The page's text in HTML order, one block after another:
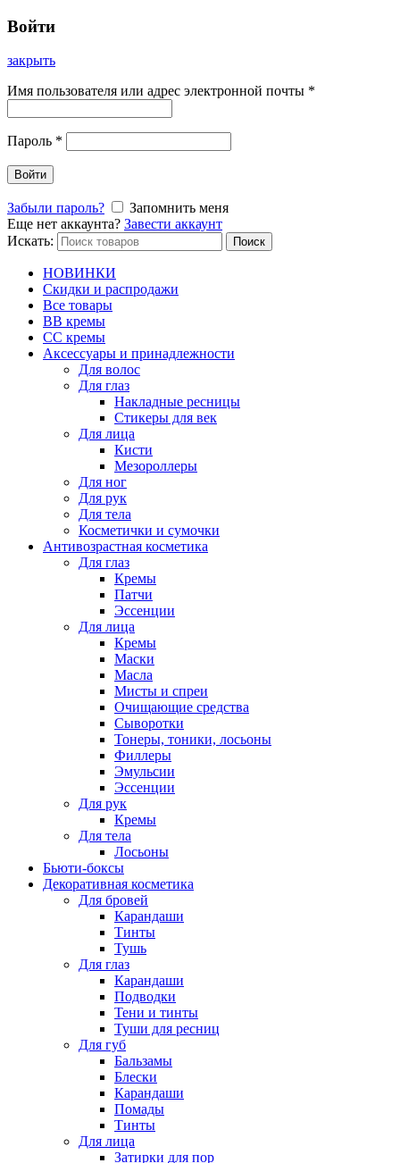
Войти
закрыть
Имя пользователя или адрес электронной почты *
Пароль *
Войти
Забыли пароль?
Запомнить меня
Еще нет аккаунта? Завести аккаунт
Искать:
Поиск
НОВИНКИ
Скидки и распродажи
Все товары
BB кремы
CC кремы
Аксессуары и принадлежности
Для волос
Для глаз
Накладные ресницы
Стикеры для век
Для лица
Кисти
Мезороллеры
Для ног
Для рук
Для тела
Косметички и сумочки
Антивозрастная косметика
Для глаз
Кремы
Патчи
Эссенции
Для лица
Кремы
Маски
Масла
Мисты и спреи
Очищающие средства
Сыворотки
Тонеры, тоники, лосьоны
Филлеры
Эмульсии
Эссенции
Для рук
Кремы
Для тела
Лосьоны
Бьюти-боксы
Декоративная косметика
Для бровей
Карандаши
Тинты
Тушь
Для глаз
Карандаши
Подводки
Тени и тинты
Туши для ресниц
Для губ
Бальзамы
Блески
Карандаши
Помады
Тинты
Для лица
Затирки для пор